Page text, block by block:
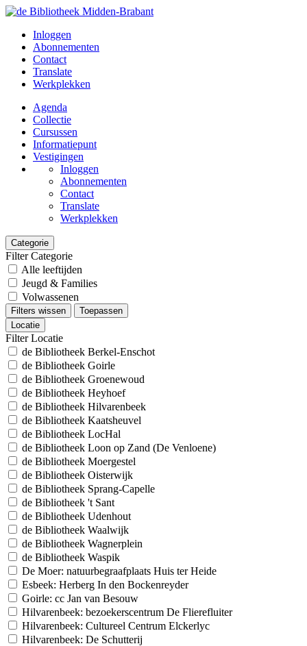
Inloggen
Abonnementen
Contact
Translate
Werkplekken
Agenda
Collectie
Cursussen
Informatiepunt
Vestigingen
Inloggen
Abonnementen
Contact
Translate
Werkplekken
Categorie
Filter Categorie
Alle leeftijden
Jeugd & Families
Volwassenen
Filters wissen
Toepassen
Locatie
Filter Locatie
de Bibliotheek Berkel-Enschot
de Bibliotheek Goirle
de Bibliotheek Groenewoud
de Bibliotheek Heyhoef
de Bibliotheek Hilvarenbeek
de Bibliotheek Kaatsheuvel
de Bibliotheek LocHal
de Bibliotheek Loon op Zand (De Venloene)
de Bibliotheek Moergestel
de Bibliotheek Oisterwijk
de Bibliotheek Sprang-Capelle
de Bibliotheek 't Sant
de Bibliotheek Udenhout
de Bibliotheek Waalwijk
de Bibliotheek Wagnerplein
de Bibliotheek Waspik
De Moer: natuurbegraafplaats Huis ter Heide
Esbeek: Herberg In den Bockenreyder
Goirle: cc Jan van Besouw
Hilvarenbeek: bezoekerscentrum De Flierefluiter
Hilvarenbeek: Cultureel Centrum Elckerlyc
Hilvarenbeek: De Schutterij